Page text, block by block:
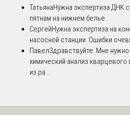
ТатьянаНужна экспертиза ДНК
пятнам на нижнем белье
СергейНужна экспертиза на
насосной станции. Ошибки
ПавелЗдравствуйте. Мне
химический анализ кварцевого
из ра...